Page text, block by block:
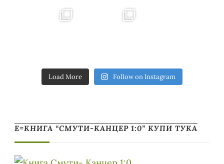
Load More Follow on Instagram
Е=КНИГА “СМУТИ-КАНЦЕР 1:0” КУПИ ТУКА